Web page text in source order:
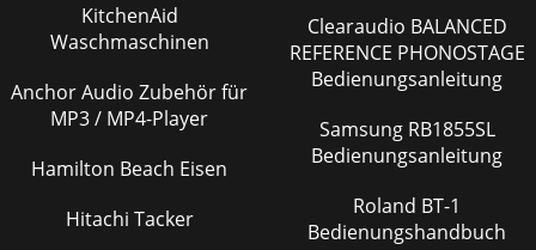
KitchenAid
Waschmaschinen
Anchor Audio Zubehör für
MP3 / MP4-Player
Hamilton Beach Eisen
Hitachi Tacker
Clearaudio BALANCED
REFERENCE PHONOSTAGE
Bedienungsanleitung
Samsung RB1855SL
Bedienungsanleitung
Roland BT-1
Bedienungshandbuch